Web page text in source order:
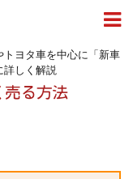
ヨタ車を中心に「新車
詳しく解説